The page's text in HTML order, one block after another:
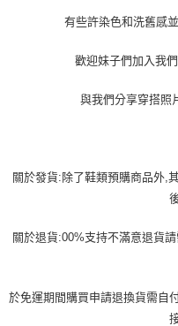
有些許染色和洗舊感
歡迎妹子們加入我
與我們分享穿搭照
關於發貨:除了鞋類預購商品外,
關於退貨:00%支持不滿意退貨
於免運期間購買申請退換貨需自